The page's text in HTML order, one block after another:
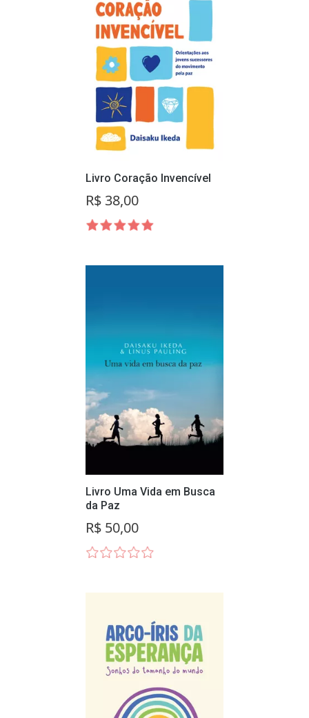
Livro Coração Invencível
R$ 38,00
Livro Uma Vida em Busca
da Paz
R$ 50,00